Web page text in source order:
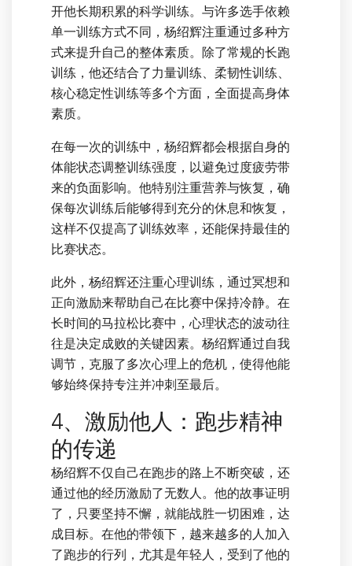
开他长期积累的科学训练。与许多选手依赖
单一训练方式不同，杨绍辉注重通过多种方
式来提升自己的整体素质。除了常规的长跑
训练，他还结合了力量训练、柔韧性训练、
核心稳定性训练等多个方面，全面提高身体
素质。
在每一次的训练中，杨绍辉都会根据自身的
体能状态调整训练强度，以避免过度疲劳带
来的负面影响。他特别注重营养与恢复，确
保每次训练后能够得到充分的休息和恢复，
这样不仅提高了训练效率，还能保持最佳的
比赛状态。
此外，杨绍辉还注重心理训练，通过冥想和
正向激励来帮助自己在比赛中保持冷静。在
长时间的马拉松比赛中，心理状态的波动往
往是决定成败的关键因素。杨绍辉通过自我
调节，克服了多次心理上的危机，使得他能
够始终保持专注并冲刺至最后。
4、激励他人：跑步精神
的传递
杨绍辉不仅自己在跑步的路上不断突破，还
通过他的经历激励了无数人。他的故事证明
了，只要坚持不懈，就能战胜一切困难，达
成目标。在他的带领下，越来越多的人加入
了跑步的行列，尤其是年轻人，受到了他的